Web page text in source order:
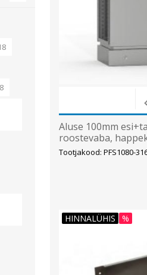
Aluse 100mm
roostevaba,
Hoffman
Tootjakood: PFS1080-
HINNALÜHIS %